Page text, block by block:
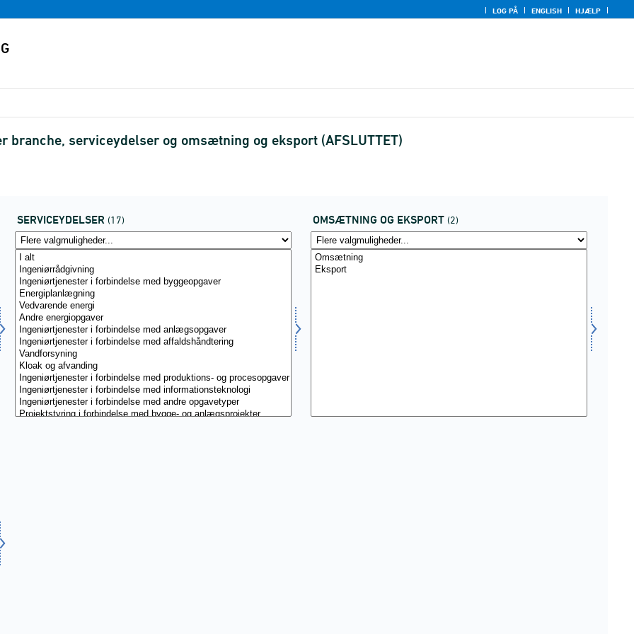
LOG PÅ ENGLISH HJÆLP
serviceydelser og omsætning og eksport (AFSLUTTET)
SERVICEYDELSER (17) OMSÆTNING OG EKSPORT (2)